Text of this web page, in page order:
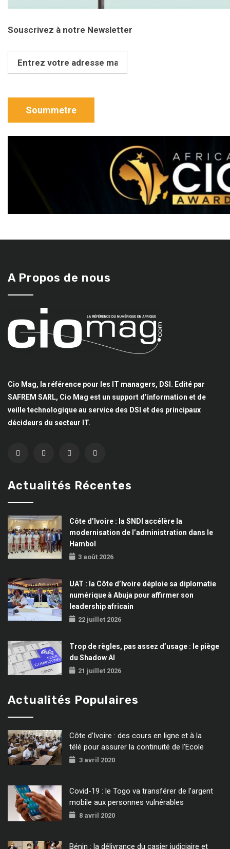
Souscrivez à notre Newsletter
A Propos de nous
Cio Mag, la référence pour les IT managers, DSI. Edité par
SAFREM SARL, Cio Mag est un support d’information et de
veille technologique au service des DSI et des principaux
décideurs du secteur IT.
Actualités Récentes
Côte d’Ivoire : la SNDI accélère la
modernisation de l’administration dans le
Hambol
3 août 2026
UAT : la Côte d’Ivoire déploie sa diplomatie
numérique à Abuja pour affirmer son
leadership africain
22 juillet 2026
Trop de règles, pas assez d’usage : le piège
du Shadow AI
21 juillet 2026
Actualités Populaires
Côte d’Ivoire : des cours en ligne et à la
télé pour assurer la continuité de l’Ecole
3 avril 2020
Covid-19 : le Togo va transférer de l’argent
mobile aux personnes vulnérables
8 avril 2020
Bénin : la délivrance du casier judiciaire et